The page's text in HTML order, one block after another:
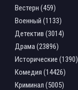
Вестерн (459)
Военный (1133)
Детектив (3014)
Драма (23896)
Исторические (1390)
Комедия (14426)
Криминал (5005)